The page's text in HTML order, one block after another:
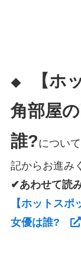
◆
【ホ
角部屋
誰?につい
記からお進み
✔あわせて読
【ホットス
女優は誰?